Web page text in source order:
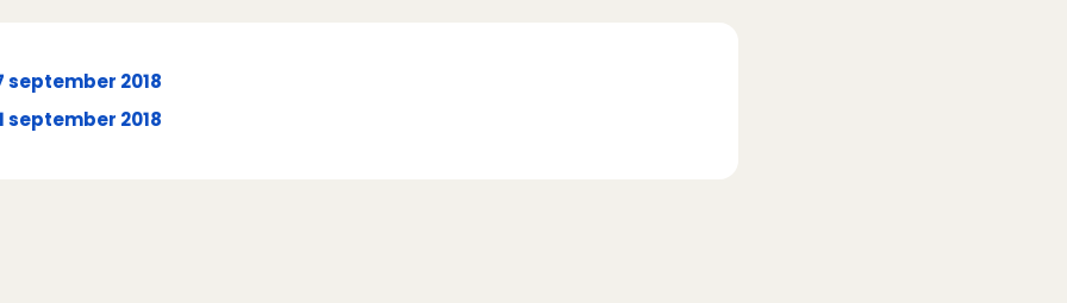
september 2018
september 2018